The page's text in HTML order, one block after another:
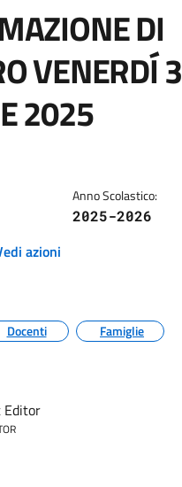
DI
VENERDÍ 3
2025
circolare
Anno Scolastico:
2025-2026
azioni
Docenti
Famiglie
Editor